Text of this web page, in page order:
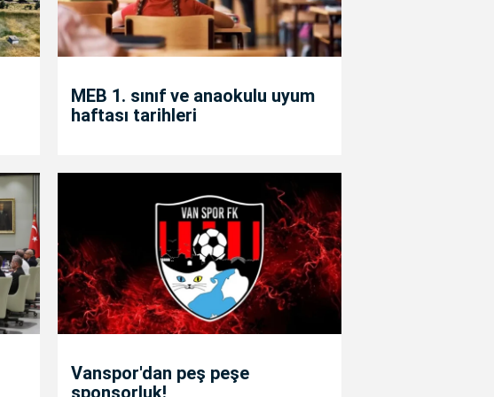
MEB 1. sınıf ve anaokulu uyum
haftası tarihleri
Vanspor'dan peş peşe
sponsorluk!